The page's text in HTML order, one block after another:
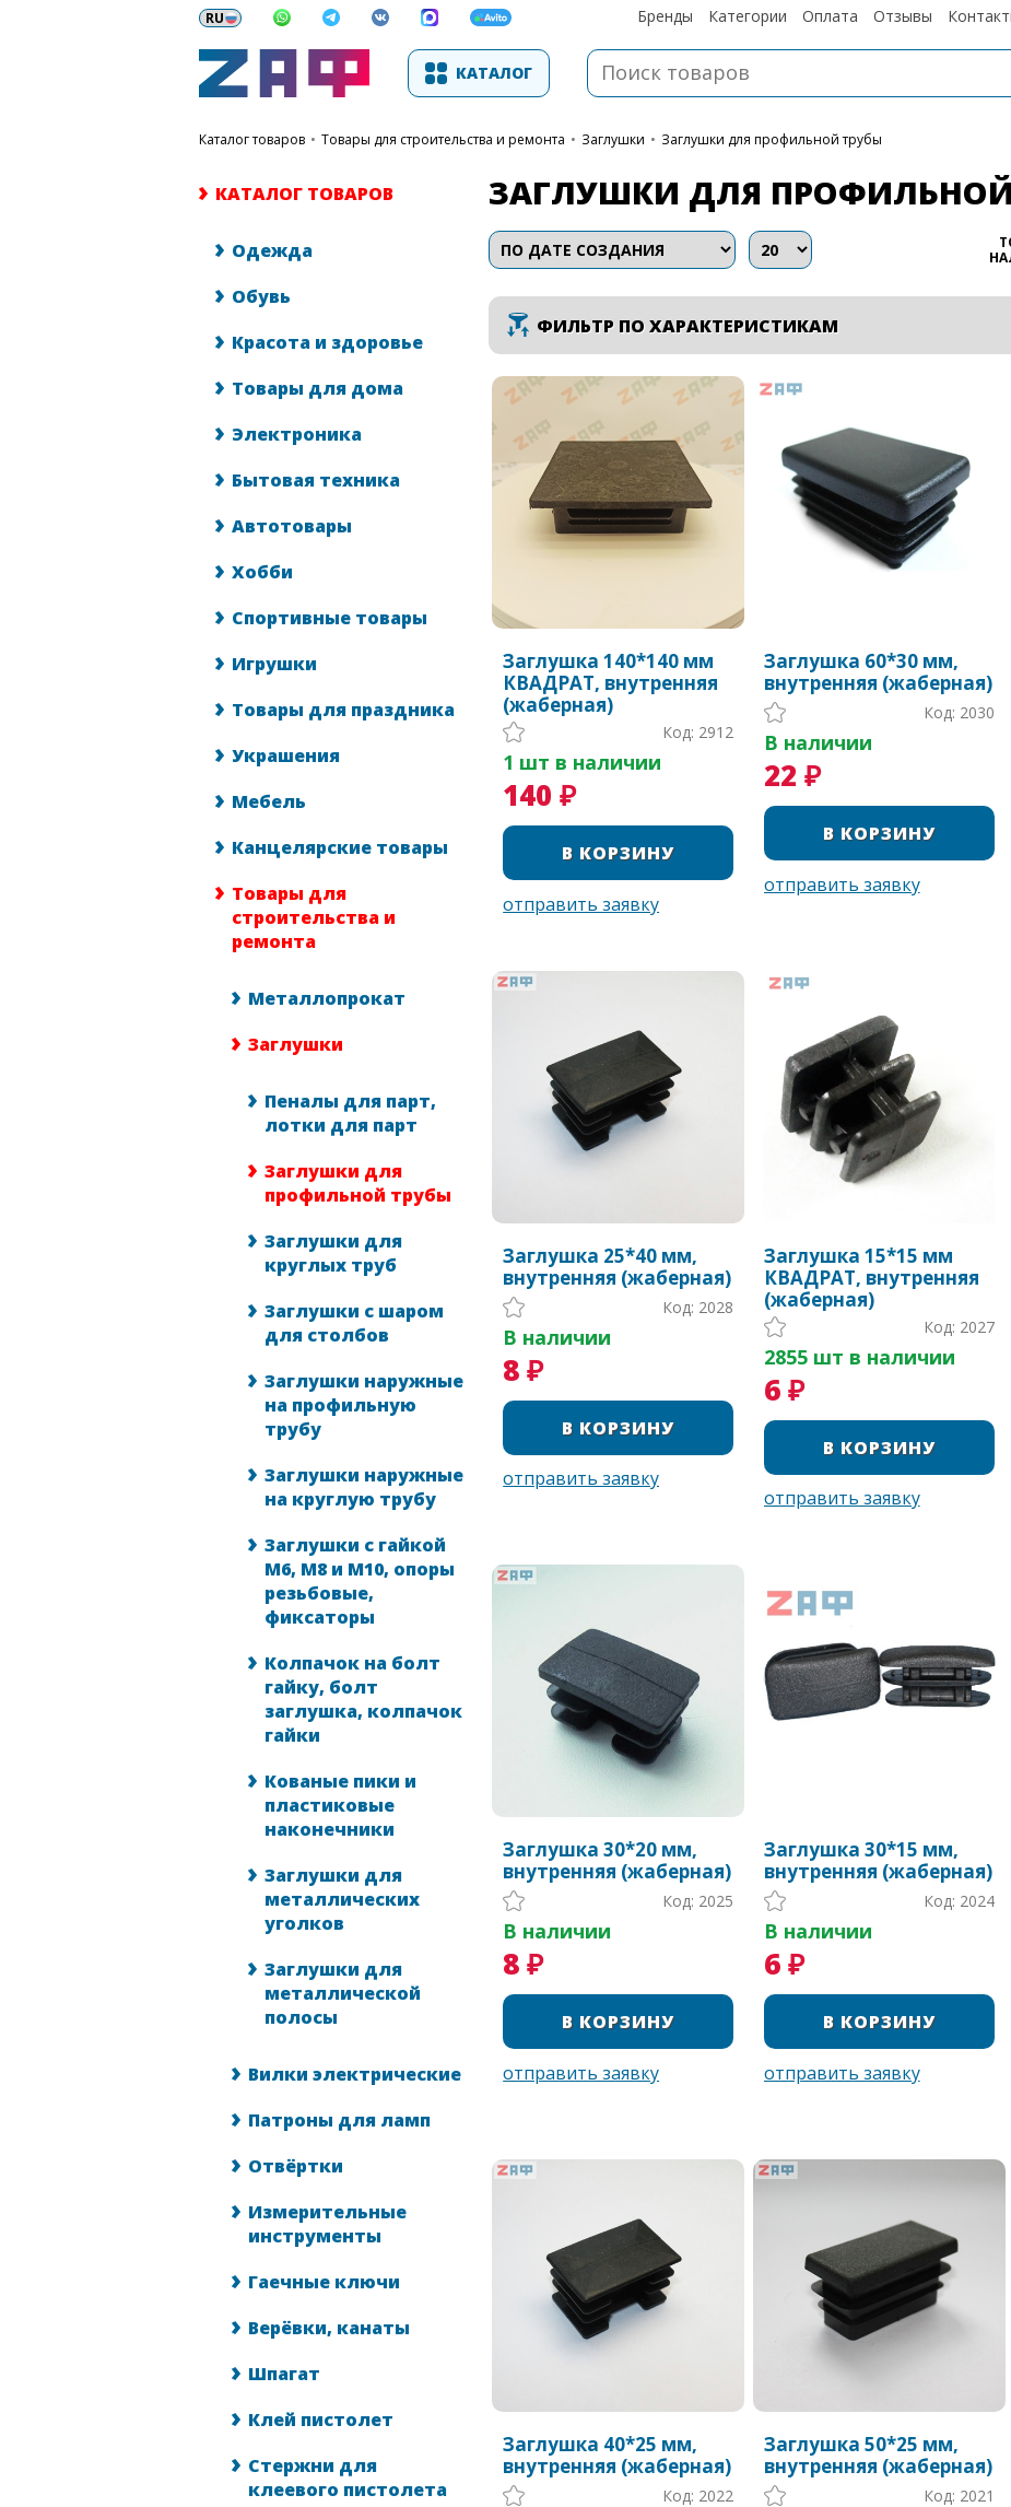
Бренды Категории Оплата Отзывы
КАТАЛОГ
каталог товаров • Товары для строительства и ремонта • Заглушки • Заглушки для профильной трубы
КАТАЛОГ ТОВАРОВ
Одежда
Обувь
Красота и здоровье
Товары для дома
Электроника
Бытовая техника
Автотовары
Хобби
Спортивные товары
Игрушки
Товары для праздника
Украшения
Мебель
Канцелярские товары
Товары для
строительства и
ремонта
Металлопрокат
Заглушки
Пеналы для парт,
лотки для парт
Заглушки для
профильной трубы
Заглушки для
круглых труб
Заглушки с шаром
для столбов
Заглушки наружные
на профильную
трубу
Заглушки наружные
на круглую трубу
Заглушки с гайкой
М6, М8 и М10, опоры
резьбовые,
фиксаторы
Колпачок на болт
гайку, болт
заглушка, колпачок
гайки
Кованые пики и
пластиковые
наконечники
Заглушки для
металлических
уголков
Заглушки для
металлической
полосы
Вилки электрические
Патроны для ламп
Отвёртки
Измерительные
инструменты
Гаечные ключи
Верёвки, канаты
Шпагат
Клей пистолет
Стержни для
клеевого пистолета
ЗАГЛУШКИ ДЛЯ
ФИЛЬТР ПО ХАРАКТЕРИСТИКАМ
Заглушка 140*140 мм
КВАДРАТ, внутренняя
(жаберная)
Код: 2912
1 шт в наличии
140 ₽
Заглушка 60*30 мм,
внутренняя (жаберная)
Код: 2030
В наличии
22 ₽
Заглушка 25*40 мм,
внутренняя (жаберная)
Код: 2028
В наличии
8 ₽
Заглушка 15*15 мм
КВАДРАТ, внутренняя
(жаберная)
Код: 2027
2855 шт в наличии
6 ₽
Заглушка 30*20 мм,
внутренняя (жаберная)
Код: 2025
В наличии
8 ₽
Заглушка 30*15 мм,
внутренняя (жаберная)
Код: 2024
В наличии
6 ₽
Заглушка 40*25 мм,
внутренняя (жаберная)
Код: 2022
Заглушка 50*25 мм,
внутренняя (жаберная)
Код: 2021